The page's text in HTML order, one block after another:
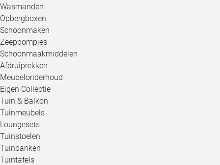
Wasmanden
Opbergboxen
Schoonmaken
Zeeppompjes
Schoonmaakmiddelen
Afdruiprekken
Meubelonderhoud
Eigen Collectie
Tuin & Balkon
Tuinmeubels
Loungesets
Tuinstoelen
Tuinbanken
Tuintafels